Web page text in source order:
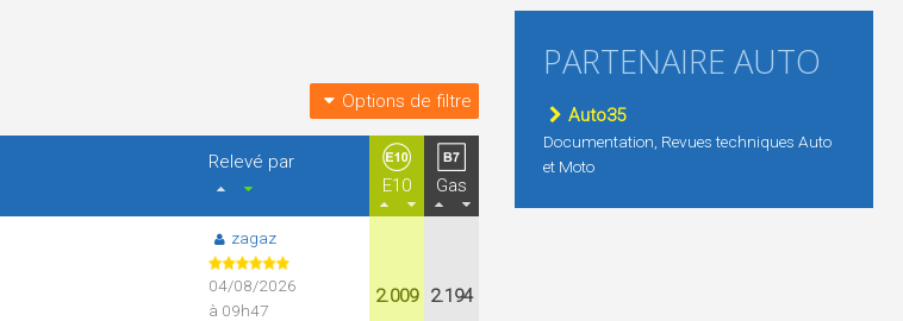
Options de filtre
Relevé par
E10
Gas
zagaz
04/08/2026
à 09h47
2.009 2.194
PARTENAIRE AUTO
Auto35
Documentation, Revues techniques Auto
et Moto